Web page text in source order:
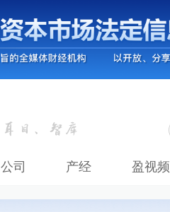
公司 产经 盈视频